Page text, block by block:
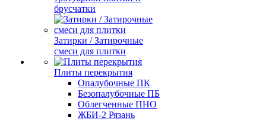
брусчатки
Затирки / Затирочные
смеси для плитки
Плиты перекрытия
Опалубочные ПК
Безопалубочные ПБ
Облегченные ПНО
ЖБИ-2 Рязань